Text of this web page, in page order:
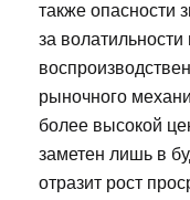
также опасности
за волатильности
рыночного
более высокой
заметен лишь в
отразит рост